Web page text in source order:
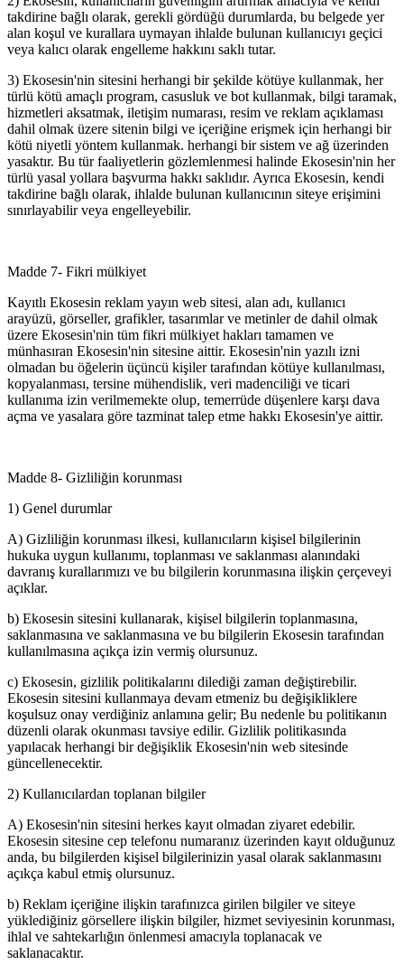
takdirine bağlı olarak, gerekli gördüğü durumlarda, bu belgede yer
alan koşul ve kurallara uymayan ihlalde bulunan kullanıcıyı geçici
veya kalıcı olarak engelleme hakkını saklı tutar.
3) Ekosesin'nin sitesini herhangi bir şekilde kötüye kullanmak, her
türlü kötü amaçlı program, casusluk ve bot kullanmak, bilgi taramak,
hizmetleri aksatmak, iletişim numarası, resim ve reklam açıklaması
dahil olmak üzere sitenin bilgi ve içeriğine erişmek için herhangi bir
kötü niyetli yöntem kullanmak. herhangi bir sistem ve ağ üzerinden
yasaktır. Bu tür faaliyetlerin gözlemlenmesi halinde Ekosesin'nin her
türlü yasal yollara başvurma hakkı saklıdır. Ayrıca Ekosesin, kendi
takdirine bağlı olarak, ihlalde bulunan kullanıcının siteye erişimini
sınırlayabilir veya engelleyebilir.
Madde 7- Fikri mülkiyet
Kayıtlı Ekosesin reklam yayın web sitesi, alan adı, kullanıcı
arayüzü, görseller, grafikler, tasarımlar ve metinler de dahil olmak
üzere Ekosesin'nin tüm fikri mülkiyet hakları tamamen ve
münhasıran Ekosesin'nin sitesine aittir. Ekosesin'nin yazılı izni
olmadan bu öğelerin üçüncü kişiler tarafından kötüye kullanılması,
kopyalanması, tersine mühendislik, veri madenciliği ve ticari
kullanıma izin verilmemekte olup, temerrüde düşenlere karşı dava
açma ve yasalara göre tazminat talep etme hakkı Ekosesin'ye aittir.
Madde 8- Gizliliğin korunması
1) Genel durumlar
A) Gizliliğin korunması ilkesi, kullanıcıların kişisel bilgilerinin
hukuka uygun kullanımı, toplanması ve saklanması alanındaki
davranış kurallarımızı ve bu bilgilerin korunmasına ilişkin çerçeveyi
açıklar.
b) Ekosesin sitesini kullanarak, kişisel bilgilerin toplanmasına,
saklanmasına ve saklanmasına ve bu bilgilerin Ekosesin tarafından
kullanılmasına açıkça izin vermiş olursunuz.
c) Ekosesin, gizlilik politikalarını dilediği zaman değiştirebilir.
Ekosesin sitesini kullanmaya devam etmeniz bu değişikliklere
koşulsuz onay verdiğiniz anlamına gelir; Bu nedenle bu politikanın
düzenli olarak okunması tavsiye edilir. Gizlilik politikasında
yapılacak herhangi bir değişiklik Ekosesin'nin web sitesinde
güncellenecektir.
2) Kullanıcılardan toplanan bilgiler
A) Ekosesin'nin sitesini herkes kayıt olmadan ziyaret edebilir.
Ekosesin sitesine cep telefonu numaranız üzerinden kayıt olduğunuz
anda, bu bilgilerden kişisel bilgilerinizin yasal olarak saklanmasını
açıkça kabul etmiş olursunuz.
b) Reklam içeriğine ilişkin tarafınızca girilen bilgiler ve siteye
yüklediğiniz görsellere ilişkin bilgiler, hizmet seviyesinin korunması,
ihlal ve sahtekarlığın önlenmesi amacıyla toplanacak ve
saklanacaktır.